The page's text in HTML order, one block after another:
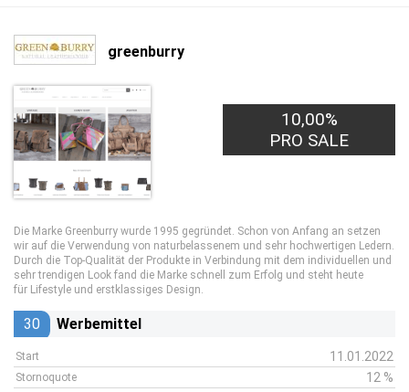
greenburry
10,00%
PRO SALE
Die Marke Greenburry wurde 1995 gegründet. Schon von Anfang an setzen
wir auf die Verwendung von naturbelassenem und sehr hochwertigen Ledern.
Durch die Top-Qualität der Produkte in Verbindung mit dem individuellen und
sehr trendigen Look fand die Marke schnell zum Erfolg und steht heute
für Lifestyle und erstklassiges Design.
30 Werbemittel
Start 11.01.2022
Stornoquote
12 %